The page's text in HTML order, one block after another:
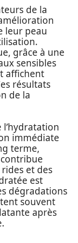
de la
leur peau
grâce à une
sensibles
affichent
résultats
de la
immédiate
terme,
contribue
et des
est
dégradations
souvent
après